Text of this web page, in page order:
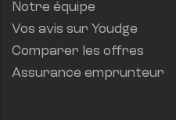
Notre équipe
Vos avis sur Youdge
Comparer les offres
Assurance emprunteur